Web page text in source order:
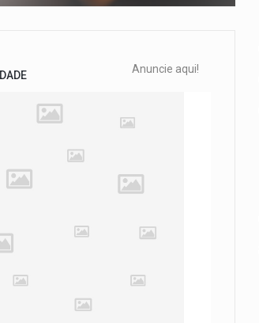
Anuncie aqui!